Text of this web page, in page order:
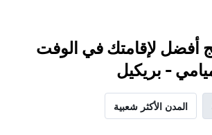
أفضل لإقامتك في الوفت
- بريكيل
المدن الأكثر شعبية